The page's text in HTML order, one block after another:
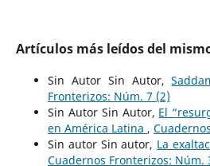
Artículos más leídos del
Sin Autor Sin Autor,
Fronterizos: Núm. 7 (2)
Sin Autor Sin Autor, El
en América Latina ,
Sin autor Sin autor, La
Cuadernos Fronterizos: Núm.